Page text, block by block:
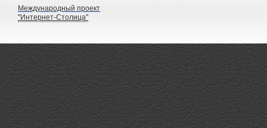
Международный проект
"Интернет-Столица"